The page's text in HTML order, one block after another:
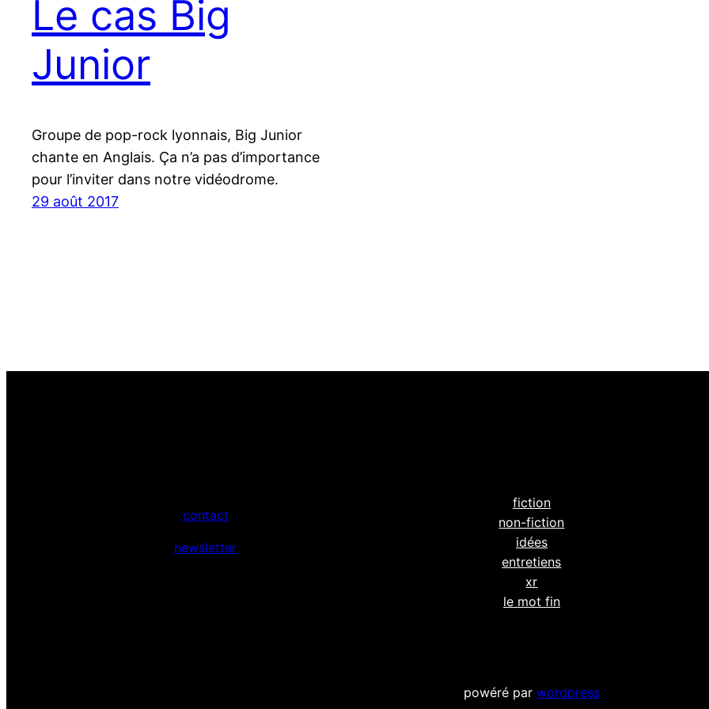
Le cas Big
Junior
Groupe de pop-rock lyonnais, Big Junior
chante en Anglais. Ça n’a pas d’importance
pour l’inviter dans notre vidéodrome.
29 août 2017
contact
newsletter
fiction
non-fiction
idées
entretiens
xr
le mot fin
powéré par wordpress